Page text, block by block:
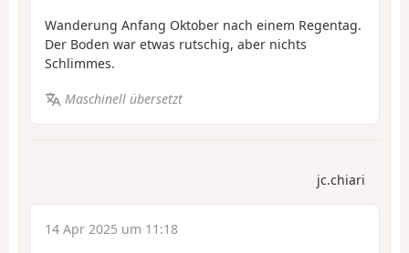
Wanderung Anfang Oktober nach einem Regentag.
Der Boden war etwas rutschig, aber nichts
Schlimmes.
Maschinell übersetzt
jc.chiari
14 Apr 2025 um 11:18